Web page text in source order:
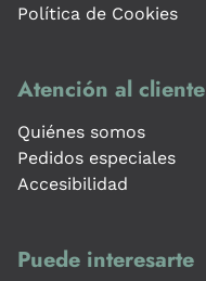
Política de Cookies
Atención al cliente
Quiénes somos
Pedidos especiales
Accesibilidad
Puede interesarte